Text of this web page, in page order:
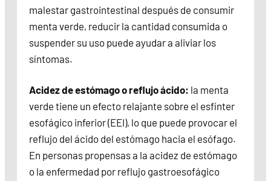
malestar gastrointestinal después de consumir
menta verde, reducir la cantidad consumida o
suspender su uso puede ayudar a aliviar los
síntomas.
Acidez de estómago o reflujo ácido: la menta
verde tiene un efecto relajante sobre el esfínter
esofágico inferior (EEI), lo que puede provocar el
reflujo del ácido del estómago hacia el esófago.
En personas propensas a la acidez de estómago
o la enfermedad por reflujo gastroesofágico